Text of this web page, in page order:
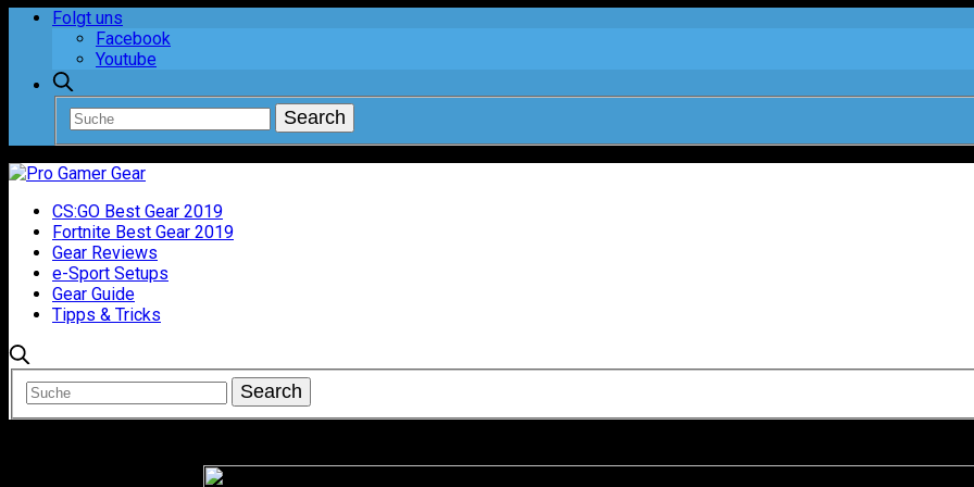
Folgt uns
Facebook
Youtube
CS:GO Best Gear 2019
Fortnite Best Gear 2019
Gear Reviews
e-Sport Setups
Gear Guide
Tipps & Tricks